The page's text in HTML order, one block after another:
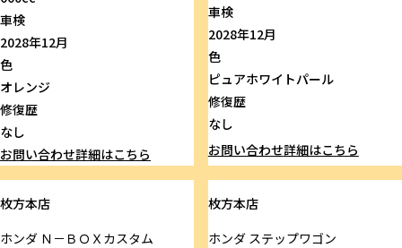
車検
2028年12月
色
オレンジ
修復歴
なし
お問い合わせ詳細はこちら
車検
2028年12月
色
ピュアホワイトパール
修復歴
なし
お問い合わせ詳細はこちら
枚方本店
ホンダ Ｎ－ＢＯＸカスタム
枚方本店
ホンダステップワゴン